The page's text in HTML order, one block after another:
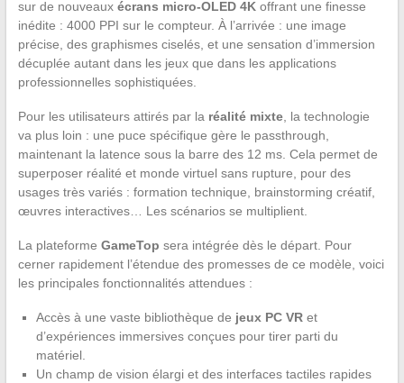
sur de nouveaux écrans micro-OLED 4Koffrant une finesse
inédite : 4000 PPI sur le compteur. À l’arrivée : une image
précise, des graphismes ciselés, et une sensation d’immersion
décuplée autant dans les jeux que dans les applications
professionnelles sophistiquées.
Pour les utilisateurs attirés par la réalité mixte, la technologie
va plus loin : une puce spécifique gère le passthrough,
maintenant la latence sous la barre des 12 ms. Cela permet de
superposer réalité et monde virtuel sans rupture, pour des
usages très variés : formation technique, brainstorming créatif,
œuvres interactives… Les scénarios se multiplient.
La plateforme GameTop sera intégrée dès le départ. Pour
cerner rapidement l’étendue des promesses de ce modèle, voici
les principales fonctionnalités attendues :
Accès à une vaste bibliothèque de jeux PC VRet
d’expériences immersives conçues pour tirer parti du
matériel.
Un champ de vision élargi et des interfaces tactiles rapides